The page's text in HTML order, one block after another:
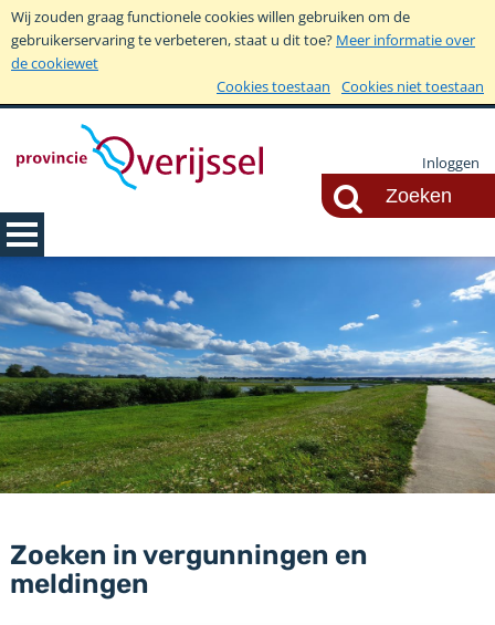
Wij zouden graag functionele cookies willen gebruiken om de
gebruikerservaring te verbeteren, staat u dit toe? Meer informatie over
de cookiewet
Cookies toestaan
Cookies niet toestaan
Inloggen
Zoeken in vergunningen en
meldingen